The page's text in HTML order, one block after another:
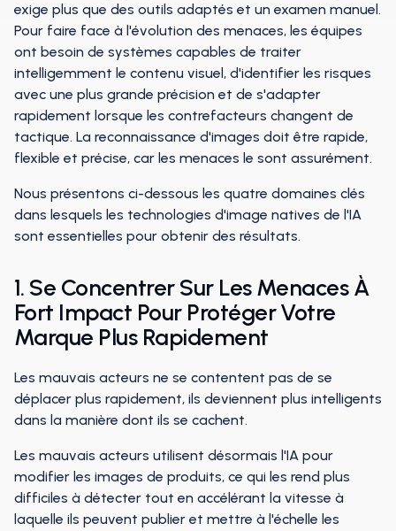
exige plus que des outils adaptés et un examen manuel.
Pour faire face à l'évolution des menaces, les équipes
ont besoin de systèmes capables de traiter
intelligemment le contenu visuel, d'identifier les risques
avec une plus grande précision et de s'adapter
rapidement lorsque les contrefacteurs changent de
tactique. La reconnaissance d'images doit être rapide,
flexible et précise, car les menaces le sont assurément.
Nous présentons ci-dessous les quatre domaines clés
dans lesquels les technologies d'image natives de l'IA
sont essentielles pour obtenir des résultats.
1. Se Concentrer Sur Les Menaces À
Fort Impact Pour Protéger Votre
Marque Plus Rapidement
Les mauvais acteurs ne se contentent pas de se
déplacer plus rapidement, ils deviennent plus intelligents
dans la manière dont ils se cachent.
Les mauvais acteurs utilisent désormais l'IA pour
modifier les images de produits, ce qui les rend plus
difficiles à détecter tout en accélérant la vitesse à
laquelle ils peuvent publier et mettre à l'échelle les